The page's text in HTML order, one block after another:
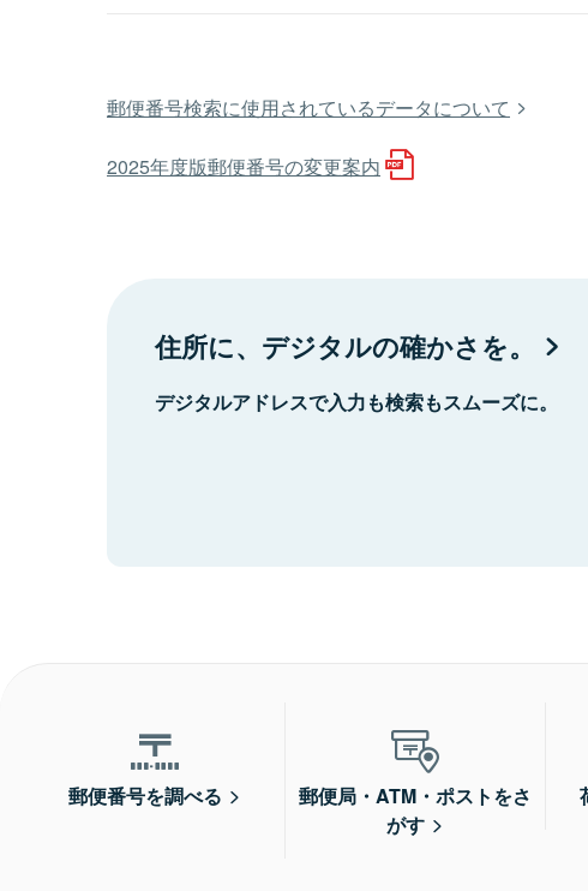
郵便番号検索に使用されているデータについて
2025年度版郵便番号の変更案内
住所に、デジタルの確かさを。
デジタルアドレスで入力も検索もスムーズに。
郵便番号を調べる
郵便局・ATM・ポストをさ
がす